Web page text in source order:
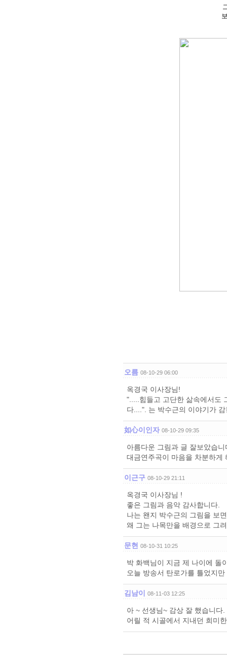
오름 08-10-29 06:00
옥경국 이사장님!
".....힘들고 고단한 삶속에서도
다....". 는 박수근의 이야기가
如心이인자 08-10-29 09:35
아름다운 그림과 글 잘보았습니
대금연주곡이 마음을 차분하게
이근구 08-10-29 21:11
옥경국 이사장님 !
좋은 그림과 음악 감사합니다.
나는 왠지 박수근의 그림을 보
왜 그는 나목만을 배경으로 그
문현 08-10-31 10:25
박 화백님이 지금 제 나이에 돌
오늘 방송서 탄로가를 틀었지
김남이 08-11-03 12:25
아 ~ 선생님~ 감상 잘 했습니다.
어릴 적 시골에서 지내던 희미